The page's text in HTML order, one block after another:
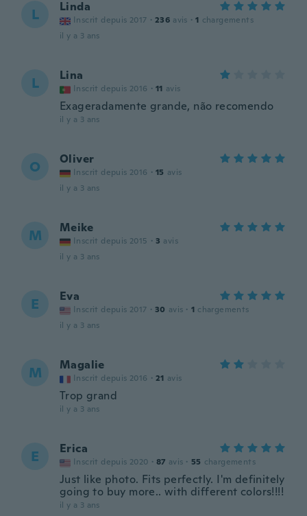
L Linda
Inscrit depuis 2017 · 236 avis · 1 chargements
il y a 3 ans
L Lina
Inscrit depuis 2016 · 11 avis
Exageradamente grande, não recomendo
il y a 3 ans
O Oliver
Inscrit depuis 2016 · 15 avis
il y a 3 ans
M Meike
Inscrit depuis 2015 · 3 avis
il y a 3 ans
E Eva
Inscrit depuis 2017 · 30 avis · 1 chargements
il y a 3 ans
M Magalie
Inscrit depuis 2016 · 21 avis
Trop grand
il y a 3 ans
E Erica
Inscrit depuis 2020 · 87 avis · 55 chargements
Just like photo. Fits perfectly. I'm definitely
going to buy more.. with different colors!!!!
il y a 3 ans